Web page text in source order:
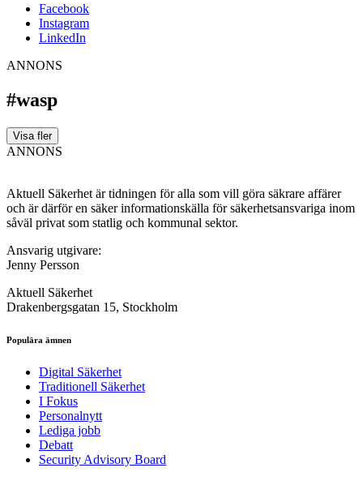
Facebook
Instagram
LinkedIn
ANNONS
#wasp
Visa fler
ANNONS
Aktuell Säkerhet är tidningen för alla som vill göra säkrare affärer
och är därför en säker informationskälla för säkerhets­ansvariga inom
såväl privat som statlig och kommunal sektor.
Ansvarig utgivare:
Jenny Persson
Aktuell Säkerhet
Drakenbergsgatan 15, Stockholm
Populära ämnen
Digital Säkerhet
Traditionell Säkerhet
I Fokus
Personalnytt
Lediga jobb
Debatt
Security Advisory Board